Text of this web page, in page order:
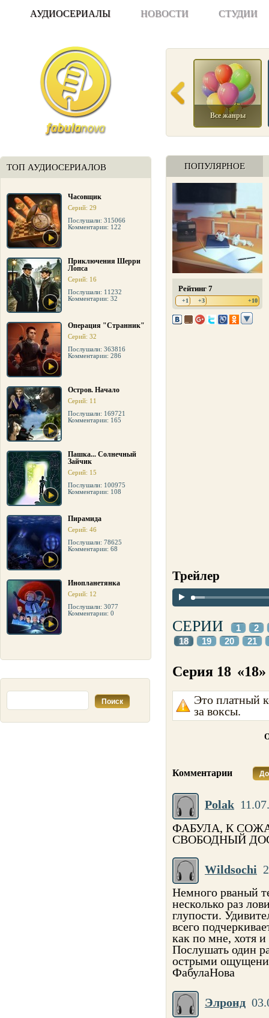
АУДИОСЕРИАЛЫ НОВОСТИ СТУДИИ
ТОП АУДИОСЕРИАЛОВ
Часовщик
Серий: 29
Послушали: 315066
Комментарии: 122
Приключения Шерри
Лопса
Серий: 16
Послушали: 11232
Комментарии: 32
Операция "Странник"
Серий: 32
Послушали: 363816
Комментарии: 286
Остров. Начало
Серий: 11
Послушали: 169721
Комментарии: 165
Пашка... Солнечный
Зайчик
Серий: 15
Послушали: 100975
Комментарии: 108
Пирамида
Серий: 46
Послушали: 78625
Комментарии: 68
Инопланетянка
Серий: 12
Послушали: 3077
Комментарии: 0
Все жанры
ПОПУЛЯРНОЕ
Рейтинг 7
+1 +3 +10
Трейлер
СЕРИИ 1
2
18
19 20 21
Серия 18 «18»
Это платный
за воксы.
Комментарии
Polak
ФАБУЛА, К
СВОБОДНЫЙ
Wildsochi
Немного рваный
несколько раз
глупости.
всего
как по мне, хотя
Послушать один
острыми
ФабулаНова
Элронд